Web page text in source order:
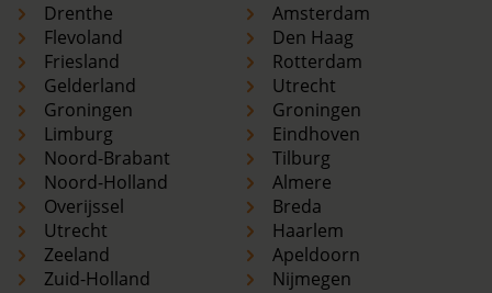
Drenthe
Flevoland
Friesland
Gelderland
Groningen
Limburg
Noord-Brabant
Noord-Holland
Overijssel
Utrecht
Zeeland
Zuid-Holland
Amsterdam
Den Haag
Rotterdam
Utrecht
Groningen
Eindhoven
Tilburg
Almere
Breda
Haarlem
Apeldoorn
Nijmegen